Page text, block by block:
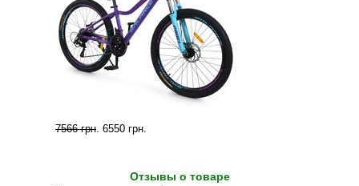
7566 грн. 6550 грн.
Отзывы о товаре